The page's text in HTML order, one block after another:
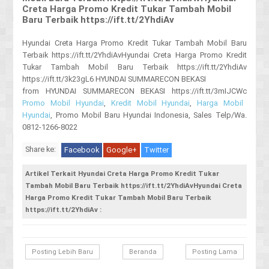
Creta Harga Promo Kredit Tukar Tambah Mobil
Baru Terbaik https://ift.tt/2YhdiAv
Hyundai Creta Harga Promo Kredit Tukar Tambah Mobil Baru
Terbaik https://ift.tt/2YhdiAvHyundai Creta Harga Promo Kredit
Tukar Tambah Mobil Baru Terbaik https://ift.tt/2YhdiAv
https://ift.tt/3k23gL6 HYUNDAI SUMMARECON BEKASI
from HYUNDAI SUMMARECON BEKASI https://ift.tt/3mIJCWc
Promo Mobil Hyundai
Kredit Mobil Hyundai
Harga Mobil
Hyundai , Promo Mobil Baru Hyundai Indonesia, Sales Telp/Wa.
0812-1266-8022
Share ke: Facebook Google+ Twitter
Artikel Terkait Hyundai Creta Harga Promo Kredit Tukar
Tambah Mobil Baru Terbaik https://ift.tt/2YhdiAvHyundai Creta
Harga Promo Kredit Tukar Tambah Mobil Baru Terbaik
https://ift.tt/2YhdiAv :
Posting Lebih Baru Posting Lama
Beranda